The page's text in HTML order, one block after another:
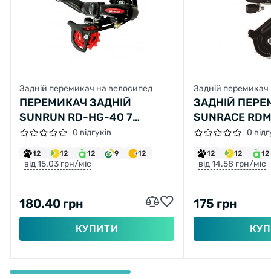
Задній перемикач на велосипед
ПЕРЕМИКАЧ ЗАДНІЙ
SUNRUN RD-HG-40 7
ШВИДКОСТЕЙ ПІД КРЮК
0 відгуків
12 12 12 9 12
від 15.03 грн/міс
180.40 грн
КУПИТИ
Задній
ЗАДНІЙ
SUNRACE
ШВИДКОСТЕЙ,
ДОВГА
НА ВІСЬ
0
12 12 12
від 14.58 грн/міс
175 грн